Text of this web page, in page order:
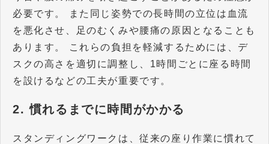
必要です。 また同じ姿勢での長時間の立位は血流
を悪化させ、足のむくみや腰痛の原因となることも
あります。 これらの負担を軽減するためには、デ
スクの高さを適切に調整し、1時間ごとに座る時間
を設けるなどの工夫が重要です。
2. 慣れるまでに時間がかかる
スタンディングワークは、従来の座り作業に慣れて